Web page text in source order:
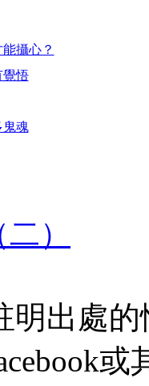
攝心？
覺悟
鬼魂
）
明出處